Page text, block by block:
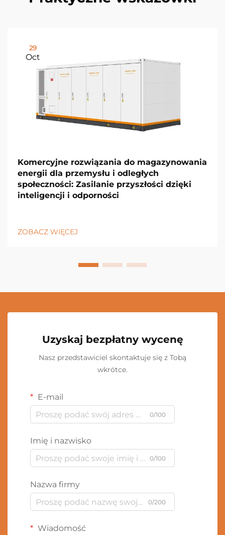
29
Oct
Komercyjne rozwiązania do magazynowania
energii dla przemysłu i odległych
społeczności: Zasilanie przyszłości dzięki
inteligencji i odporności
ZOBACZ WIĘCEJ
Uzyskaj bezpłatny wycenę
Nasz przedstawiciel skontaktuje się z Tobą
wkrótce.
E-mail
0/100
Imię i nazwisko
0/100
Nazwa firmy
0/200
Wiadomość